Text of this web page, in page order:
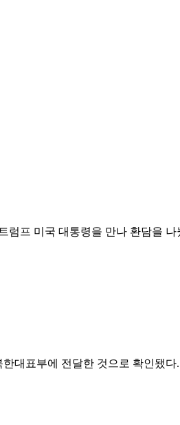
프 미국 대통령을 만나 환담을 나
대표부에 전달한 것으로 확인됐